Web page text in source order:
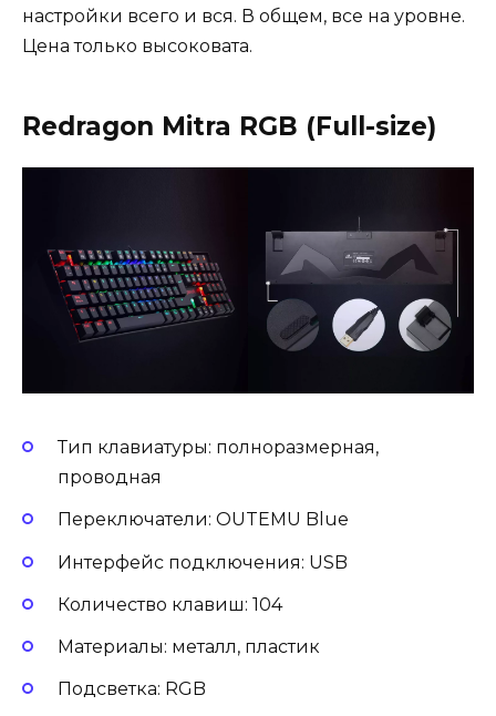
настройки всего и вся. В общем, все на уровне.
Цена только высоковата.
Redragon Mitra RGB (Full-size)
Тип клавиатуры: полноразмерная,
проводная
Переключатели: OUTEMU Blue
Интерфейс подключения: USB
Количество клавиш: 104
Материалы: металл, пластик
Подсветка: RGB